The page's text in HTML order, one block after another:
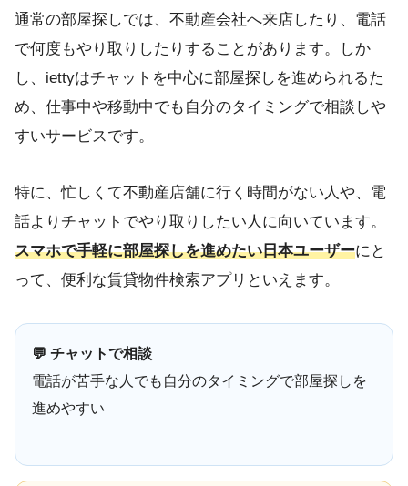
通常の部屋探しでは、不動産会社へ来店したり、電話
で何度もやり取りしたりすることがあります。しか
し、iettyはチャットを中心に部屋探しを進められるた
め、仕事中や移動中でも自分のタイミングで相談しや
すいサービスです。
特に、忙しくて不動産店舗に行く時間がない人や、電
話よりチャットでやり取りしたい人に向いています。
スマホで手軽に部屋探しを進めたい日本ユーザーにと
って、便利な賃貸物件検索アプリといえます。
💬 チャットで相談
電話が苦手な人でも自分のタイミングで部屋探しを
進めやすい